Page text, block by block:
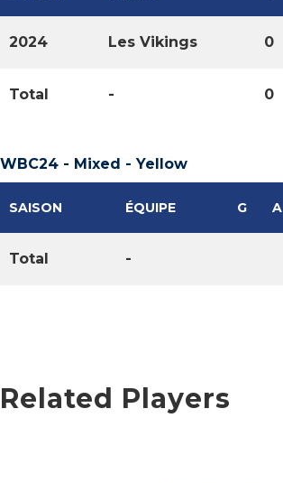
2024 Les Vikings 0
Total - 0
WBC24 - Mixed - Yellow
SAISON ÉQUIPE G A
Total -
Related Players